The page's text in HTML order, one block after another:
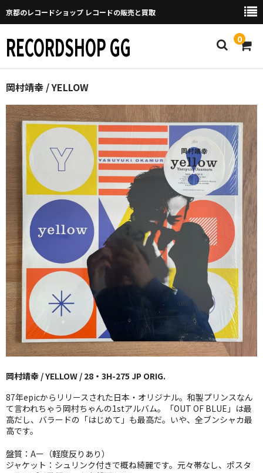
京都のレコードショップ レコードの販売と買取
RECORDSHOP GG 0
Home
マイページ
GGについて
買取について
取り置きなどについて
Categories
New Arrivals
新譜
GG RECORD （当店のレーベル）
全商品
JAZZ-US
BLUE NOTE
JAZZ-EU
JAZZ-JP
JAZZ-VOCAL
J-POP
岡村靖幸 / YELLOW
岡村靖幸 / YELLOW / 28・3H-275 JP ORIG.
87年epicからリリースされた日本・オリジナル。和製プリンスなん
て言われちゃう岡村ちゃんの1stアルバム。「OUT OF BLUE」は最
高だし、バラードの「はじめて」も最高だ。いや、全ブンシャカ最
高です。
盤質：Aー（軽度反りあり）
ジャケット：シュリンク付きで概ね綺麗です。元々帯なし、ポスタ